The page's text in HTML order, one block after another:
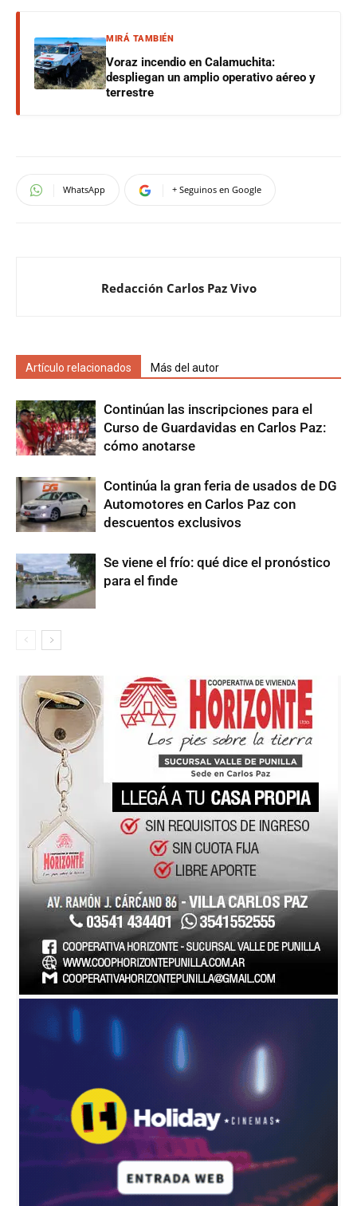
MIRÁ TAMBIÉN
Voraz incendio en Calamuchita:
despliegan un amplio operativo aéreo y
terrestre
WhatsApp + Seguinos en Google
Redacción Carlos Paz Vivo
Artículo relacionados Más del autor
Continúan las inscripciones para el
Curso de Guardavidas en Carlos Paz:
cómo anotarse
Continúa la gran feria de usados de DG
Automotores en Carlos Paz con
descuentos exclusivos
Se viene el frío: qué dice el pronóstico
para el finde